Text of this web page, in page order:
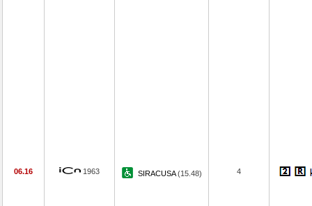
06.16 1963 SIRACUSA(15.48) 4